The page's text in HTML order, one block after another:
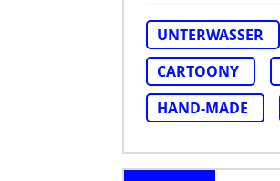
UNTERWASSER
CARTOONY
HAND-MADE